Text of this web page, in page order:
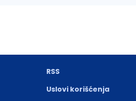
RSS
Uslovi korišćenja